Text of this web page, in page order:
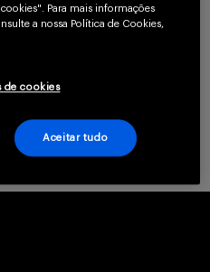
SE CADASTRAR
Para mais informações
a nossa Política de Cookies,
de cookies
Aceitar tudo